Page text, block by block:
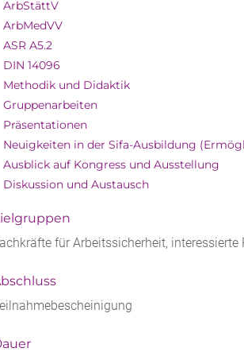
ArbStättV
ArbMedVV
ASR A5.2
DIN 14096
Methodik und Didaktik
Gruppenarbeiten
Präsentationen
Neuigkeiten in der Sifa-Ausbildung
Ausblick auf Kongress und Ausstellung
Diskussion und Austausch
für Arbeitssicherheit, interessierte